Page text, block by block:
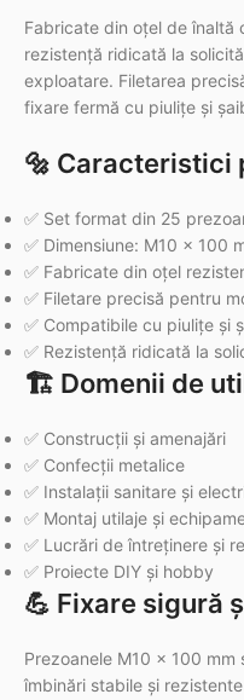
Fabricate din oțel de înaltă
rezistență ridicată la
exploatare. Filetarea
fixare fermă cu piulițe și
🔩 Caracteristici
✅ Set format din 25
✅ Dimensiune: M10 x 100
✅ Fabricate din oțel
✅ Filetare precisă pentru
✅ Compatibile cu piulițe și
✅ Rezistență ridicată la
🏗️ Domenii de
✅ Construcții și amenajări
✅ Confecții metalice
✅ Instalații sanitare și
✅ Montaj utilaje și
✅ Lucrări de întreținere și
✅ Proiecte DIY și hobby
💪 Fixare sigură
Prezoanele M10 x 100
îmbinări stabile și